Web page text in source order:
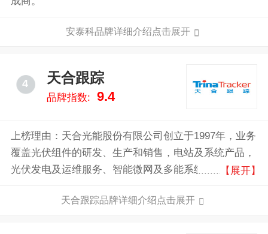
安泰科品牌详细介绍点击展开
4 天合跟踪
品牌指数: 9.4
上榜理由：天合光能股份有限公司创立于1997年，业务
覆盖光伏组件的研发、生产和销售，电站及系统产品，
光伏发电及运维服务、智能微网及多能系统的开发和销
源解决方案的领导者，助力新型电力系统变革，创建美
【展开】
天合跟踪品牌详细介绍点击展开